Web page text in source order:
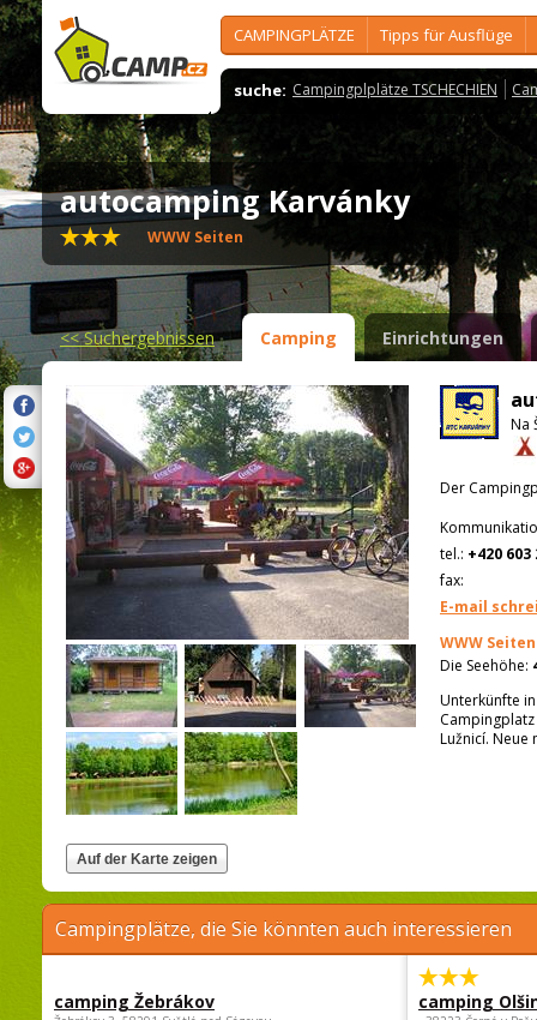
CAMPINGPLÄTZE Tipps für Ausflüge
suche: Campingplplätze TSCHECHIEN
autocamping Karvánky
WWW Seiten
<<Suchergebnissen Camping Einrichtungen
Na
Der
tel.: +420 603
fax:
E-mail
WWW Seiten
Die Seehöhe:
Unterkünfte
Lužnicí. Neue
Campingplätze, die Sie könnten auch interessieren
camping Žebrákov camping